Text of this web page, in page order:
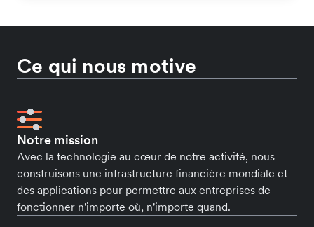
Ce qui nous motive
Notre mission
Avec la technologie au cœur de notre activité, nous
construisons une infrastructure financière mondiale et
des applications pour permettre aux entreprises de
fonctionner n'importe où, n'importe quand.